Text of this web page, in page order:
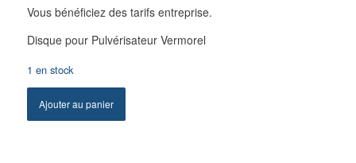
Vous bénéficiez des tarifs entreprise.
Disque pour Pulvérisateur Vermorel
1 en stock
Ajouter au panier